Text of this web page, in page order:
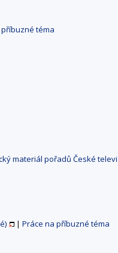
téma
materiál pořadů České
| Práce na příbuzné téma